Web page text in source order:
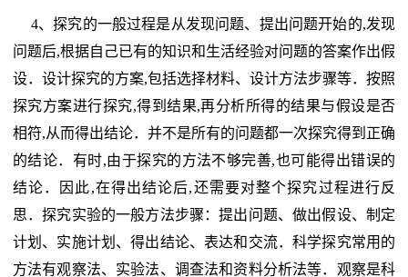
4、探究的一般过程是从发现问题、提出问题开始的,发现
问题后,根据自己已有的知识和生活经验对问题的答案作出假
设．设计探究的方案,包括选择材料、设计方法步骤等．按照
探究方案进行探究,得到结果,再分析所得的结果与假设是否
相符,从而得出结论．并不是所有的问题都一次探究得到正确
的结论．有时,由于探究的方法不够完善,也可能得出错误的
结论．因此,在得出结论后,还需要对整个探究过程进行反
思．探究实验的一般方法步骤：提出问题、做出假设、制定
计划、实施计划、得出结论、表达和交流．科学探究常用的
方法有观察法、实验法、调查法和资料分析法等．观察是科